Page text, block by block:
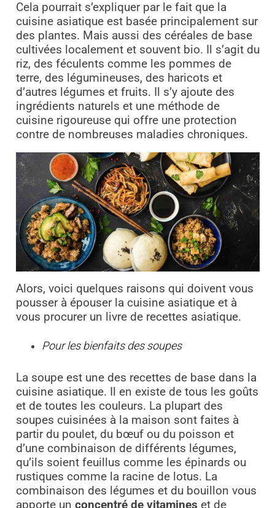
Cela pourrait s’expliquer par le fait que la
cuisine asiatique est basée principalement sur
des plantes. Mais aussi des céréales de base
cultivées localement et souvent bio. Il s’agit du
riz, des féculents comme les pommes de
terre, des légumineuses, des haricots et
d’autres légumes et fruits. Il s’y ajoute des
ingrédients naturels et une méthode de
cuisine rigoureuse qui offre une protection
contre de nombreuses maladies chroniques.
Alors, voici quelques raisons qui doivent vous
pousser à épouser la cuisine asiatique et à
vous procurer un livre de recettes asiatique.
Pour les bienfaits des soupes
La soupe est une des recettes de base dans la
cuisine asiatique. Il en existe de tous les goûts
et de toutes les couleurs. La plupart des
soupes cuisinées à la maison sont faites à
partir du poulet, du bœuf ou du poisson et
d’une combinaison de différents légumes,
qu’ils soient feuillus comme les épinards ou
rustiques comme la racine de lotus. La
combinaison des légumes et du bouillon vous
apporte un concentré de vitamines et de